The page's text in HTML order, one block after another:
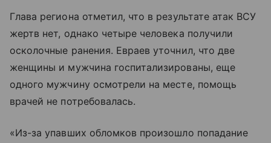
Глава региона отметил, что в результате атак ВСУ
жертв нет, однако четыре человека получили
осколочные ранения. Евраев уточнил, что две
женщины и мужчина госпитализированы, еще
одного мужчину осмотрели на месте, помощь
врачей не потребовалась.
«Из-за упавших обломков произошло попадание